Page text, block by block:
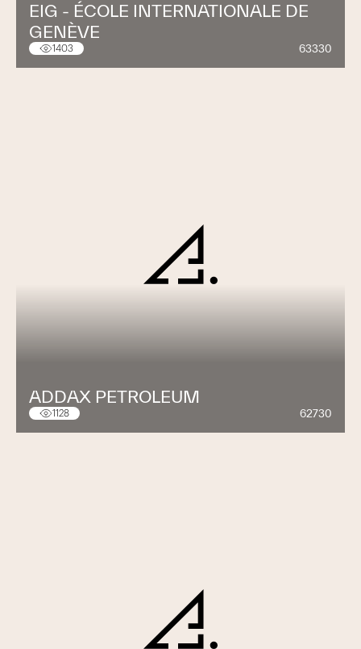
EIG - ÉCOLE INTERNATIONALE DE
GENÈVE
1403 63330
ADDAX PETROLEUM
1128 62730